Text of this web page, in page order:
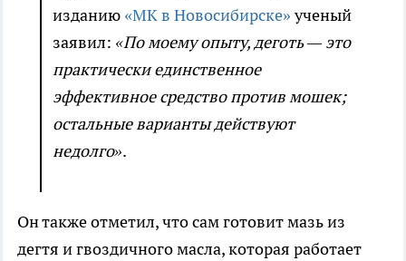
изданию «МК в Новосибирске»ученый
заявил: «По моему опыту, деготь — это
практически единственное
эффективное средство против мошек;
остальные варианты действуют
недолго».
Он также отметил, что сам готовит мазь из
дегтя и гвоздичного масла, которая работает